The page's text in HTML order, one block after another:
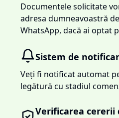
Documentele solicitate
adresa dumneavoastră
WhatsApp, dacă ai optat
Sistem de
Veți fi notificat automat
legătură cu stadiul
Verificarea cererii